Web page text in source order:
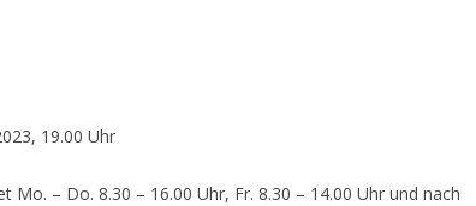
19.00 Uhr
Mo. – Do. 8.30 – 16.00 Uhr, Fr. 8.30 – 14.00 Uhr und nach